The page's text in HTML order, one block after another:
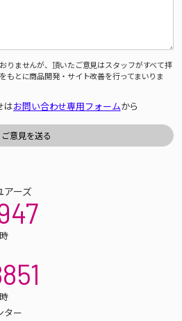
りませんが、頂いたご意見はスタッフがすべて拝
もとに商品開発・サイト改善を行ってまいりま
はお問い合わせ専用フォームから
アーズ
ター